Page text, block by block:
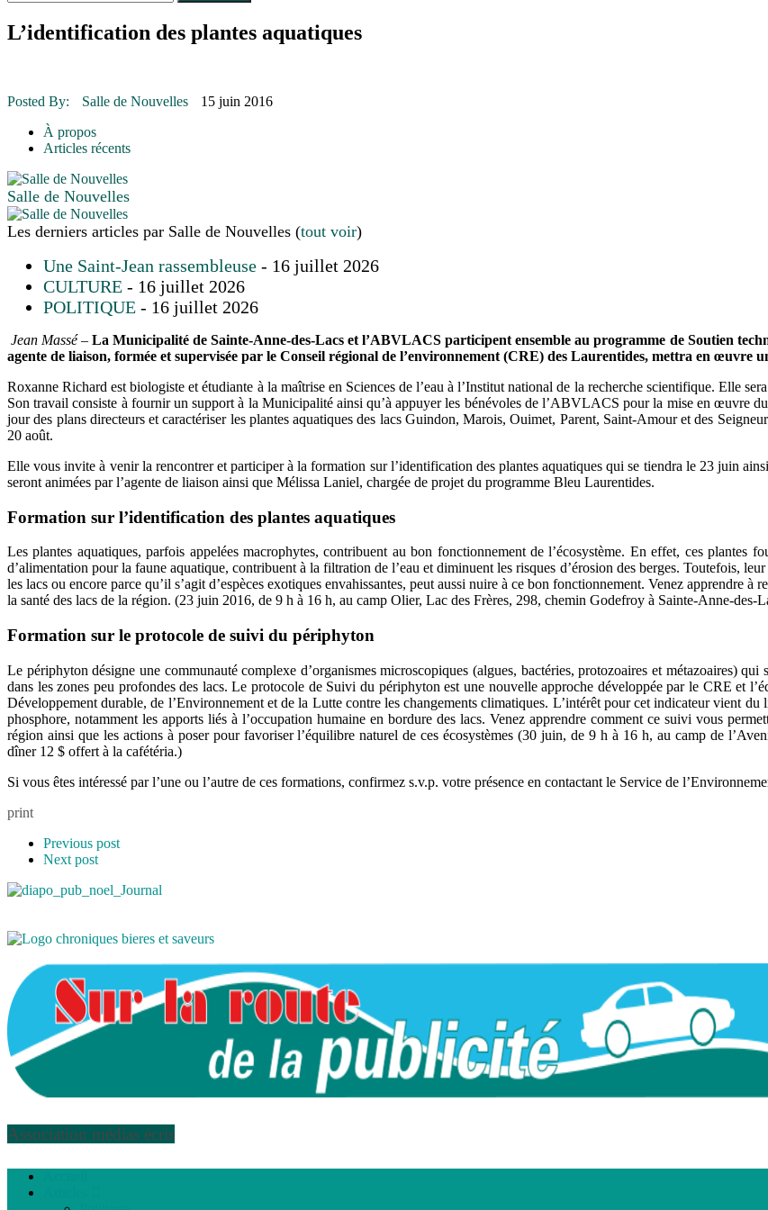
30 juin 2015
| Fantaisie et créativité en mode jeunesse
16 juillet 2026 | Une Saint-Jean rassembleuse
16 juillet 2026 | COMMUNAUTAIRE
L’identification des plantes aquatiques
Posted By: Salle de Nouvelles
15 juin 2016
À propos
Articles récents
Salle de Nouvelles
Les derniers articles par Salle de Nouvelles (tout voir)
Une Saint-Jean rassembleuse - 16 juillet 2026
CULTURE - 16 juillet 2026
POLITIQUE - 16 juillet 2026
Jean Massé–La Municipalité de Sainte-Anne-des-Lacs et l’ABVLACS participent ensemble au programme de Soutien
agente de liaison, formée et supervisée par le Conseil régional de l’environnement (CRE) des Laurentides, mettra en œuvre
Roxanne Richard est biologiste et étudiante à la maîtrise en Sciences de l’eau à l’Institut national de la recherche scientifique. Elle
Son travail consiste à fournir un support à la Municipalité ainsi qu’à appuyer les bénévoles de l’ABVLACS pour la mise en œuvre
jour des plans directeurs et caractériser les plantes aquatiques des lacs Guindon, Marois, Ouimet, Parent, Saint-Amour et des
20 août.
Elle vous invite à venir la rencontrer et participer à la formation sur l’identification des plantes aquatiques qui se tiendra le 23 juin
seront animées par l’agente de liaison ainsi que Mélissa Laniel, chargée de projet du programme Bleu Laurentides.
Formation sur l’identification des plantes aquatiques
Les plantes aquatiques, parfois appelées macrophytes, contribuent au bon fonctionnement de l’écosystème. En effet, ces plantes
d’alimentation pour la faune aquatique, contribuent à la filtration de l’eau et diminuent les risques d’érosion des berges. Toutefois,
les lacs ou encore parce qu’il s’agit d’espèces exotiques envahissantes, peut aussi nuire à ce bon fonctionnement. Venez apprendre
la santé des lacs de la région. (23 juin 2016, de 9 h à 16 h, au camp Olier, Lac des Frères, 298, chemin Godefroy à Sainte-Anne-
Formation sur le protocole de suivi du périphyton
Le périphyton désigne une communauté complexe d’organismes microscopiques (algues, bactéries, protozoaires et métazoaires) qui
dans les zones peu profondes des lacs. Le protocole de Suivi du périphyton est une nouvelle approche développée par le CRE et
Développement durable, de l’Environnement et de la Lutte contre les changements climatiques. L’intérêt pour cet indicateur vient
phosphore, notamment les apports liés à l’occupation humaine en bordure des lacs. Venez apprendre comment ce suivi vous
région ainsi que les actions à poser pour favoriser l’équilibre naturel de ces écosystèmes (30 juin, de 9 h à 16 h, au camp de
dîner 12 $ offert à la cafétéria.)
Si vous êtes intéressé par l’une ou l’autre de ces formations, confirmez s.v.p. votre présence en contactant le Service de
print
Previous post
Next post
Association médias écris